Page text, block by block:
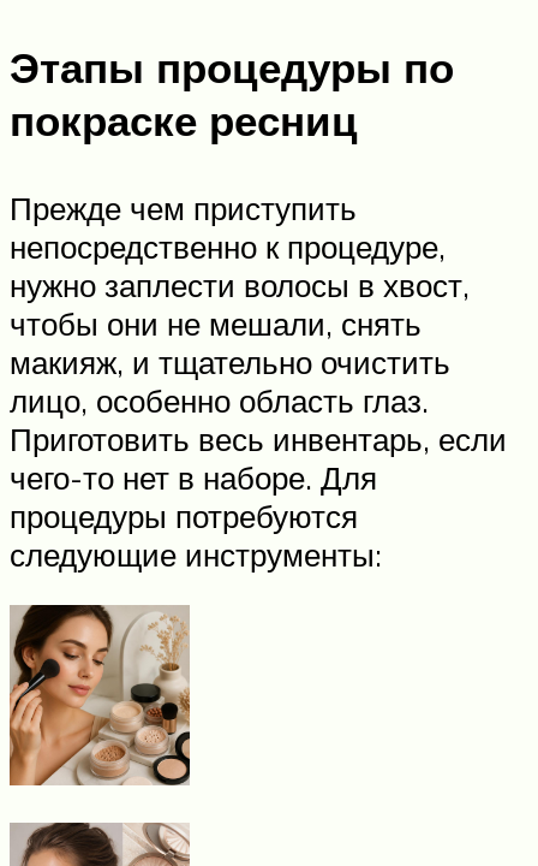
Этапы процедуры по
покраске ресниц
Прежде чем приступить
непосредственно к процедуре,
нужно заплести волосы в хвост,
чтобы они не мешали, снять
макияж, и тщательно очистить
лицо, особенно область глаз.
Приготовить весь инвентарь, если
чего-то нет в наборе. Для
процедуры потребуются
следующие инструменты: